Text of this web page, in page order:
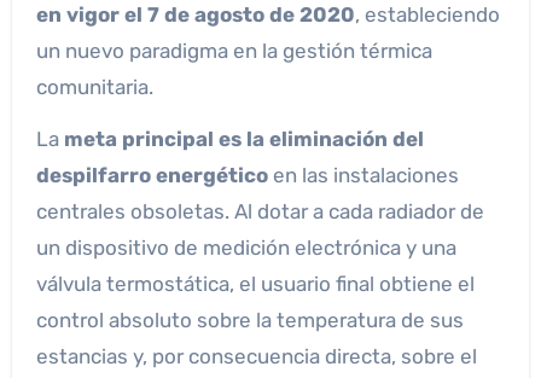
en vigor el 7 de agosto de 2020, estableciendo
un nuevo paradigma en la gestión térmica
comunitaria.
La meta principal es la eliminación del
despilfarro energético en las instalaciones
centrales obsoletas. Al dotar a cada radiador de
un dispositivo de medición electrónica y una
válvula termostática, el usuario final obtiene el
control absoluto sobre la temperatura de sus
estancias y, por consecuencia directa, sobre el